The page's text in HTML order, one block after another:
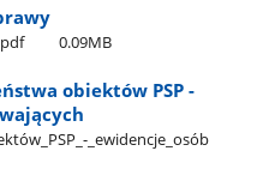
0.09MB
obiektów PSP -
​_ewidencje​_osób​